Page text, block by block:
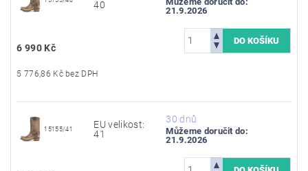
40
21.9.2026
6 990 Kč
5 776,86 Kč bez DPH
15155/41
EU velikost:
41
30 dnů
Můžeme doručit do:
21.9.2026